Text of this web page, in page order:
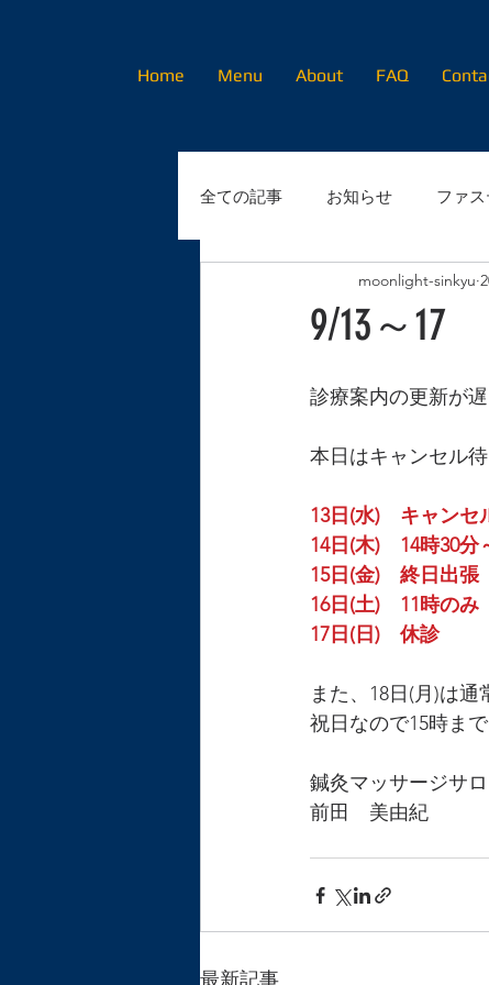
Home Menu About FAQ
全ての記事 お知らせ ファ
9/13～
moonlight-sinkyu
診療案内の更新が
本日はキャンセル
13日(水)　キャンセ
14日(木)　14時30分
15日(金)　終日出張
16日(土)　11時のみ
17日(日)　休診
また、18日(月)は通
祝日なので15時ま
鍼灸マッサージサ
前田　美由紀
最新記事